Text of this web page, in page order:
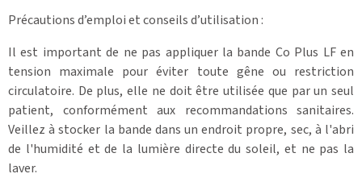
Précautions d’emploi et conseils d’utilisation :
Il est important de ne pas appliquer la bande Co Plus LF en
tension maximale pour éviter toute gêne ou restriction
circulatoire. De plus, elle ne doit être utilisée que par un seul
patient, conformément aux recommandations sanitaires.
Veillez à stocker la bande dans un endroit propre, sec, à l'abri
de l'humidité et de la lumière directe du soleil, et ne pas la
laver.